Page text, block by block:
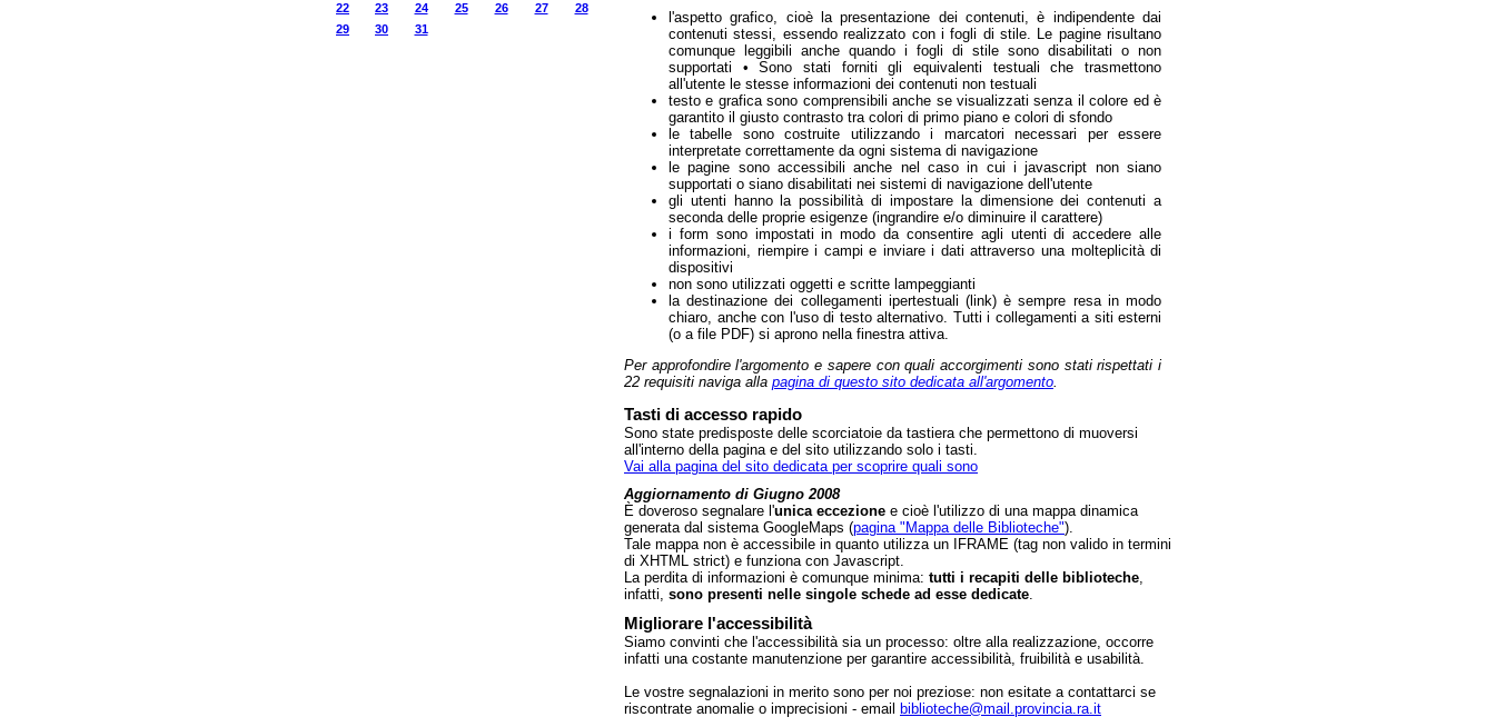
l'aspetto grafico, cioè la presentazione dei contenuti, è indipendente dai
contenuti stessi, essendo realizzato con i fogli di stile. Le pagine risultano
comunque leggibili anche quando i fogli di stile sono disabilitati o non
supportati • Sono stati forniti gli equivalenti testuali che trasmettono
all'utente le stesse informazioni dei contenuti non testuali
testo e grafica sono comprensibili anche se visualizzati senza il colore ed è
garantito il giusto contrasto tra colori di primo piano e colori di sfondo
le tabelle sono costruite utilizzando i marcatori necessari per essere
interpretate correttamente da ogni sistema di navigazione
le pagine sono accessibili anche nel caso in cui i javascript non siano
supportati o siano disabilitati nei sistemi di navigazione dell'utente
gli utenti hanno la possibilità di impostare la dimensione dei contenuti a
seconda delle proprie esigenze (ingrandire e/o diminuire il carattere)
i form sono impostati in modo da consentire agli utenti di accedere alle
informazioni, riempire i campi e inviare i dati attraverso una molteplicità di
dispositivi
non sono utilizzati oggetti e scritte lampeggianti
la destinazione dei collegamenti ipertestuali (link) è sempre resa in modo
chiaro, anche con l'uso di testo alternativo. Tutti i collegamenti a siti esterni
(o a file PDF) si aprono nella finestra attiva.
Per approfondire l'argomento e sapere con quali accorgimenti sono stati rispettati i
22 requisiti naviga alla pagina di questo sito dedicata all'argomento
Tasti di accesso rapido
Sono state predisposte delle scorciatoie da tastiera che permettono di muoversi
all'interno della pagina e del sito utilizzando solo i tasti.
Vai alla pagina del sito dedicata per scoprire quali sono
Aggiornamento di Giugno 2008
È doveroso segnalare l'unica eccezione e cioè l'utilizzo di una mappa dinamica
generata dal sistema GoogleMaps (pagina "Mappa delle Biblioteche").
Tale mappa non è accessibile in quanto utilizza un IFRAME (tag non valido in termini
di XHTML strict) e funziona con Javascript.
La perdita di informazioni è comunque minima: tutti i recapiti delle biblioteche
infatti, sono presenti nelle singole schede ad esse dedicate
Migliorare l'accessibilità
Siamo convinti che l'accessibilità sia un processo: oltre alla realizzazione, occorre
infatti una costante manutenzione per garantire accessibilità, fruibilità e usabilità.
Le vostre segnalazioni in merito sono per noi preziose: non esitate a contattarci se
riscontrate anomalie o imprecisioni - email biblioteche@mail.provincia.ra.it
22
23 24 25 26 27
28
29
30 31